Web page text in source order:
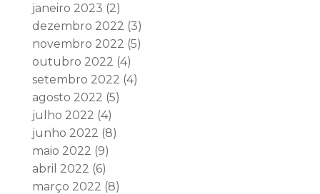
janeiro 2023 (2)
dezembro 2022 (3)
novembro 2022 (5)
outubro 2022 (4)
setembro 2022 (4)
agosto 2022 (5)
julho 2022 (4)
junho 2022 (8)
maio 2022 (9)
abril 2022 (6)
março 2022 (8)